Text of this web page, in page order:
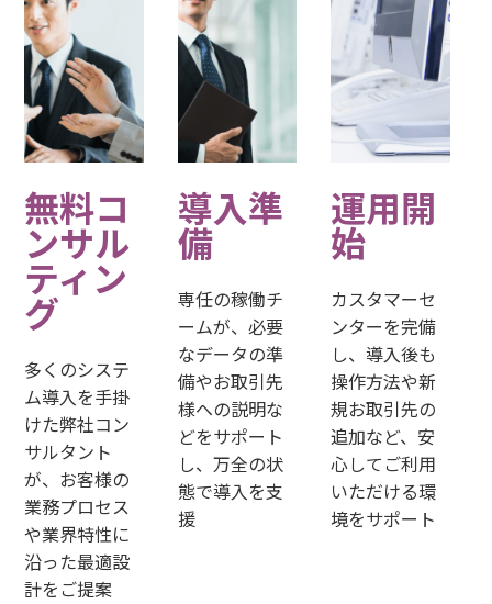
無料コ
ンサル
ティン
グ
多くのシステ
ム導入を手掛
けた弊社コン
サルタント
が、お客様の
業務プロセス
や業界特性に
沿った最適設
計をご提案
導入準
備
専任の稼働チ
ームが、必要
なデータの準
備やお取引先
様への説明な
どをサポート
し、万全の状
態で導入を支
援
運用開
始
カスタマーセ
ンターを完備
し、導入後も
操作方法や新
規お取引先の
追加など、安
心してご利用
いただける環
境をサポート